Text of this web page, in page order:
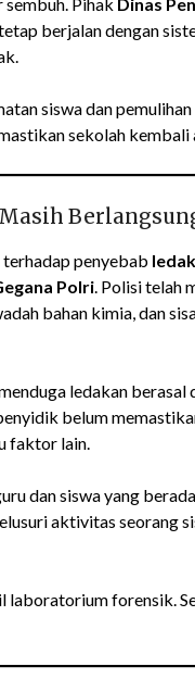
berjalan dengan
siswa dan
sekolah kembali
penyebab
Polri. Polisi telah
bahan kimia, dan
ledakan berasal
belum
faktor lain.
dan siswa yang
aktivitas seorang
laboratorium forensik.